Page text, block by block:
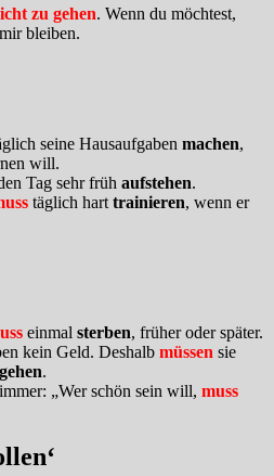
zu gehen. Wenn du möchtest,
bleiben.
seine Hausaufgaben machen,
will.
Tag sehr früh aufstehen.
täglich hart trainieren, wenn er
einmal sterben, früher oder später.
kein Geld. Deshalb müssen sie
.
„Wer schön sein will, muss